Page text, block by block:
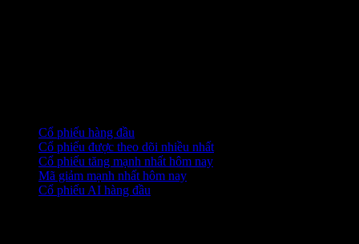
Cổ phiếu hàng đầu
Cổ phiếu được theo dõi nhiều nhất
Cổ phiếu tăng mạnh nhất hôm nay
Mã giảm mạnh nhất hôm nay
Cổ phiếu AI hàng đầu